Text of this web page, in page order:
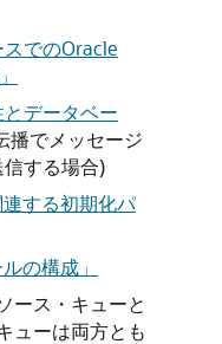
スでのOracle
とデータベー
播でメッセージ
する場合)
連する初期化パ
の構成」
ース・キューと
ューは両方とも